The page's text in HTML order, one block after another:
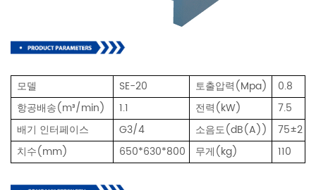
모델 SE-20 토출압력(Mpa)
0.8
항공배송(m³/min)
1.1 전력(kW)
7.5
배기 인터페이스
G3/4 소음도(dB(A))
75±2
치수(mm)
650*630*800 무게(kg) 110